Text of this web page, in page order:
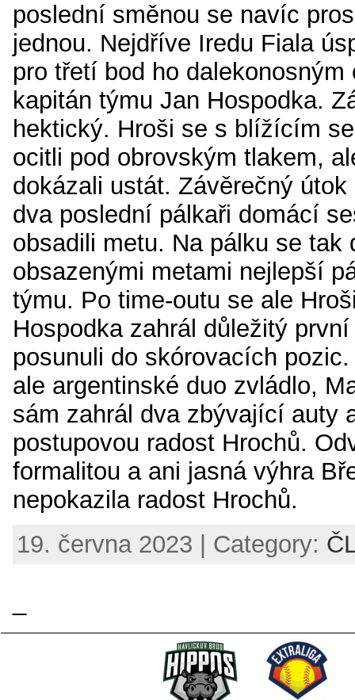
poslední směnou se navíc
jednou. Nejdříve Iredu Fiala
pro třetí bod ho dalekonosným
kapitán týmu Jan Hospodka.
hektický. Hroši se s blížícím
ocitli pod obrovským tlakem,
dokázali ustát. Závěrečný
dva poslední pálkaři domácí
obsadili metu. Na pálku se tak
obsazenými metami nejlepší
týmu. Po time-outu se ale
Hospodka zahrál důležitý
posunuli do skórovacích
ale argentinské duo zvládlo,
sám zahrál dva zbývající auty
postupovou radost Hrochů.
formalitou a ani jasná výhra
nepokazila radost Hrochů.
19. června 2023 | Category: